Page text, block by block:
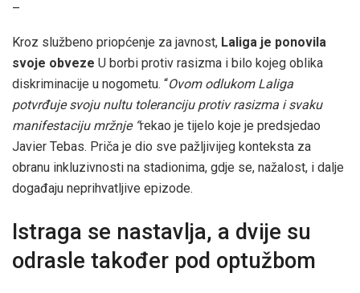
–
Kroz službeno priopćenje za javnost, Laliga je ponovila
svoje obveze U borbi protiv rasizma i bilo kojeg oblika
diskriminacije u nogometu. “Ovom odlukom Laliga
potvrđuje svoju nultu toleranciju protiv rasizma i svaku
manifestaciju mržnje “rekao je tijelo koje je predsjedao
Javier Tebas. Priča je dio sve pažljivijeg konteksta za
obranu inkluzivnosti na stadionima, gdje se, nažalost, i dalje
događaju neprihvatljive epizode.
Istraga se nastavlja, a dvije su
odrasle također pod optužbom